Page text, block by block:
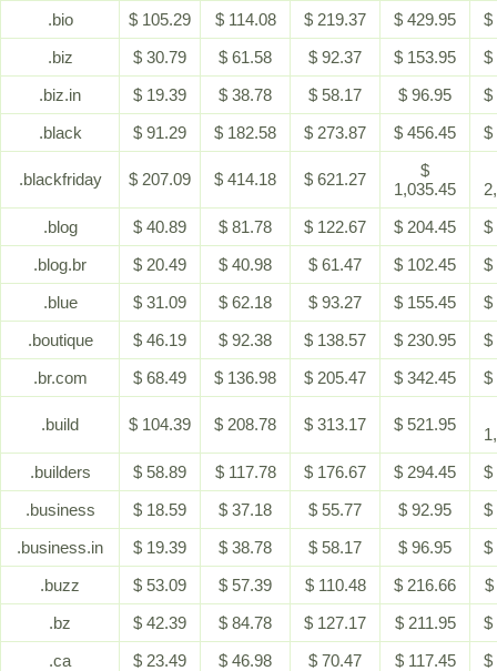
.bio
$ 105.29 $ 114.08 $ 219.37 $ 429.95
$
.biz
$ 30.79 $ 61.58 $ 92.37 $ 153.95
$
.biz.in
$ 19.39 $ 38.78 $ 58.17 $ 96.95
$
.black
$ 91.29 $ 182.58 $ 273.87 $ 456.45 $
.blackfriday $ 207.09 $ 414.18 $ 621.27
$
1,035.45
.blog
$ 40.89 $ 81.78 $ 122.67 $ 204.45
$
.blog.br
$ 20.49 $ 40.98 $ 61.47 $ 102.45
$
.blue
$ 31.09 $ 62.18 $ 93.27 $ 155.45
$
.boutique
$ 46.19 $ 92.38 $ 138.57 $ 230.95
$
.br.com
$ 68.49 $ 136.98 $ 205.47 $ 342.45 $
.build $ 104.39 $ 208.78 $ 313.17 $ 521.95
.builders
$ 58.89 $ 117.78 $ 176.67 $ 294.45
$
.business
$ 18.59 $ 37.18 $ 55.77 $ 92.95
$
.business.in
$ 19.39 $ 38.78 $ 58.17 $ 96.95
$
.buzz
$ 53.09 $ 57.39 $ 110.48 $ 216.66
$
.bz
$ 42.39 $ 84.78 $ 127.17 $ 211.95
$
.ca
$ 23.49 $ 46.98 $ 70.47 $ 117.45
$